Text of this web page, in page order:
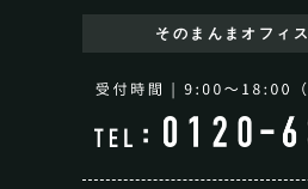
そのまんまオフィス